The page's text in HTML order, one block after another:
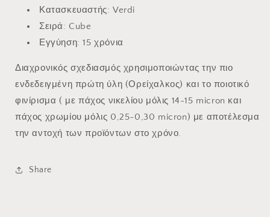
Κατασκευαστής: Verdi
Σειρά: Cube
Εγγύηση: 15 χρόνια
Διαχρονικός σχεδιασμός χρησιμοποιώντας την πιο
ενδεδειγμένη πρώτη ύλη (Ορείχαλκος) και το ποιοτικό
φινίρισμα ( με πάχος νικελίου μόλις 14-15 micron και
πάχος χρωμίου μόλις 0,25-0,30 micron) με αποτέλεσμα
την αντοχή των προϊόντων στο χρόνο.
Share